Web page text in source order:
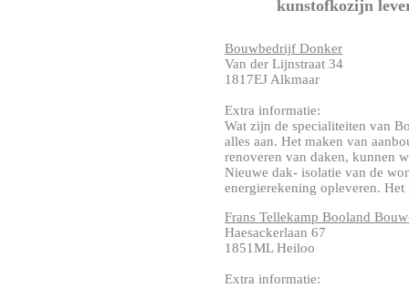
kunstofkozijn
Bouwbedrijf Donker
Van der Lijnstraat 34
1817EJ Alkmaar
Extra informatie:
Wat zijn de specialiteiten van
alles aan. Het maken van
renoveren van daken, kunnen
Nieuwe dak- isolatie van de
energierekening opleveren.
Frans Tellekamp Booland
Haesackerlaan 67
1851ML Heiloo
Extra informatie: